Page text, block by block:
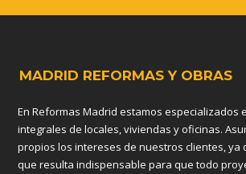
MADRID REFORMAS Y OBRAS
En Reformas Madrid estamos especializados
integrales de locales, viviendas y oficinas.
propios los intereses de nuestros clientes, ya
que resulta indispensable para que todo